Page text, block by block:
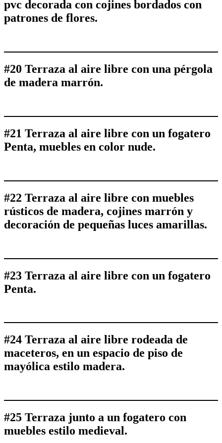
pvc decorada con cojines bordados con
patrones de flores.
#20 Terraza al aire libre con una pérgola
de madera marrón.
#21 Terraza al aire libre con un fogatero
Penta, muebles en color nude.
#22 Terraza al aire libre con muebles
rústicos de madera, cojines marrón y
decoración de pequeñas luces amarillas.
#23 Terraza al aire libre con un fogatero
Penta.
#24 Terraza al aire libre rodeada de
maceteros, en un espacio de piso de
mayólica estilo madera.
#25 Terraza junto a un fogatero con
muebles estilo medieval.